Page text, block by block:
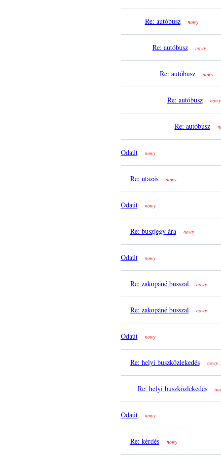
Re: autóbusz nowy
Re: autóbusz nowy
Re: autóbusz nowy
Re: autóbusz nowy
Re: autóbusz
Odaút nowy
Re: utazás nowy
Odaút nowy
Re: buszjegy ára nowy
Odaút nowy
Re: zakopáné busszal nowy
Re: zakopáné busszal nowy
Odaút nowy
Re: helyi buszközlekedés nowy
Re: helyi buszközlekedés
Odaút nowy
Re: kérdés nowy